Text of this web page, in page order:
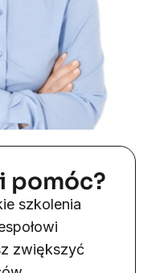
pomóc?
szkolenia
zwiększyć